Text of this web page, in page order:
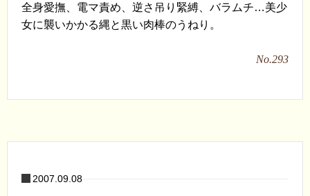
全身愛撫、電マ責め、逆さ吊り緊縛、バラムチ…美少
女に襲いかかる縄と黒い肉棒のうねり。
No.293
2007.09.08